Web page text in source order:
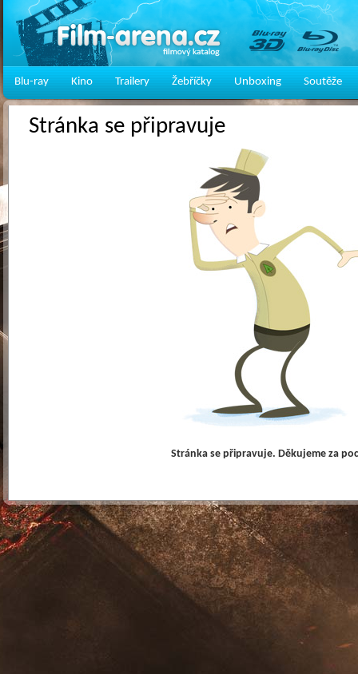
Blu-ray Kino Trailery Žebříčky Unboxing Soutěže
Stránka se připravuje
Stránka se připravuje. Děkujeme za